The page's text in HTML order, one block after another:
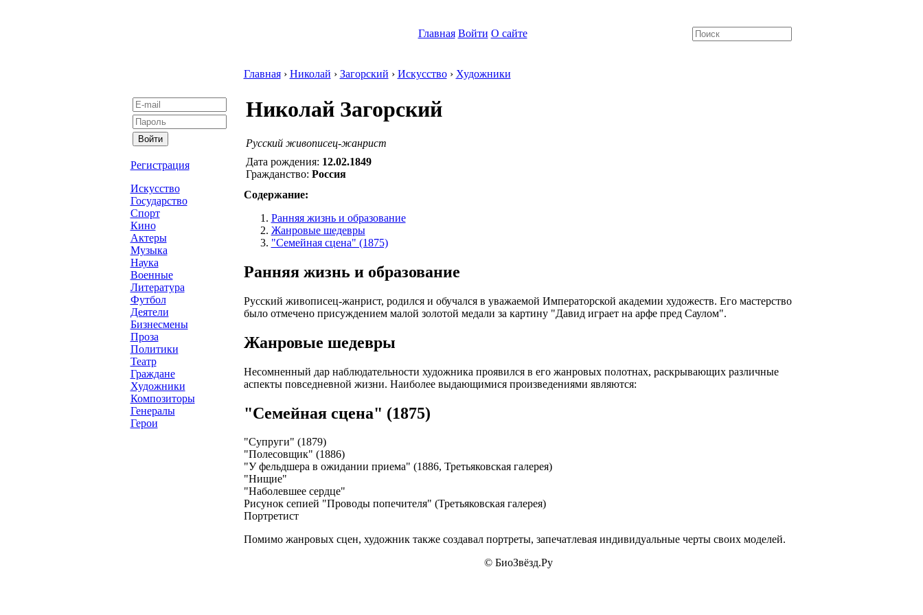
Главная Войти О сайте
Регистрация
Искусство
Государство
Спорт
Кино
Актеры
Музыка
Наука
Военные
Литература
Футбол
Деятели
Бизнесмены
Проза
Политики
Театр
Граждане
Художники
Композиторы
Генералы
Герои
Главная› Николай › Загорский › Искусство› Художники
Николай Загорский
Русский живописец-жанрист
Дата рождения: 12.02.1849
Гражданство: Россия
Содержание:
Ранняя жизнь и образование
Жанровые шедевры
"Семейная сцена" (1875)
Ранняя жизнь и образование
Русский живописец-жанрист, родился и обучался в уважаемой Императорской академии художеств. Его мастерство
было отмечено присуждением малой золотой медали за картину "Давид играет на арфе пред Саулом".
Жанровые шедевры
Несомненный дар наблюдательности художника проявился в его жанровых полотнах, раскрывающих различные
аспекты повседневной жизни. Наиболее выдающимися произведениями являются:
"Семейная сцена" (1875)
"Супруги" (1879)
"Полесовщик" (1886)
"У фельдшера в ожидании приема" (1886, Третьяковская галерея)
"Нищие"
"Наболевшее сердце"
Рисунок сепией "Проводы попечителя" (Третьяковская галерея)
Портретист
Помимо жанровых сцен, художник также создавал портреты, запечатлевая индивидуальные черты своих моделей.
© БиоЗвёзд.Ру